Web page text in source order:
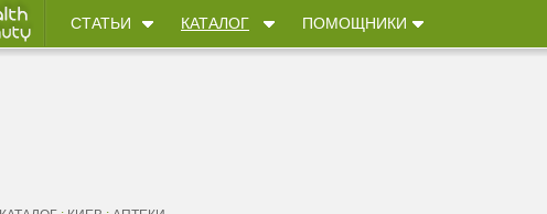
СТАТЬИ КАТАЛОГ ПОМОЩНИКИ